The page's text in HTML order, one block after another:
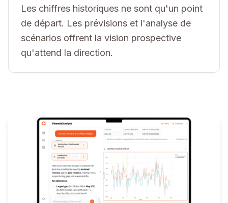
Les chiffres historiques ne sont qu'un point
de départ. Les prévisions et l'analyse de
scénarios offrent la vision prospective
qu'attend la direction.